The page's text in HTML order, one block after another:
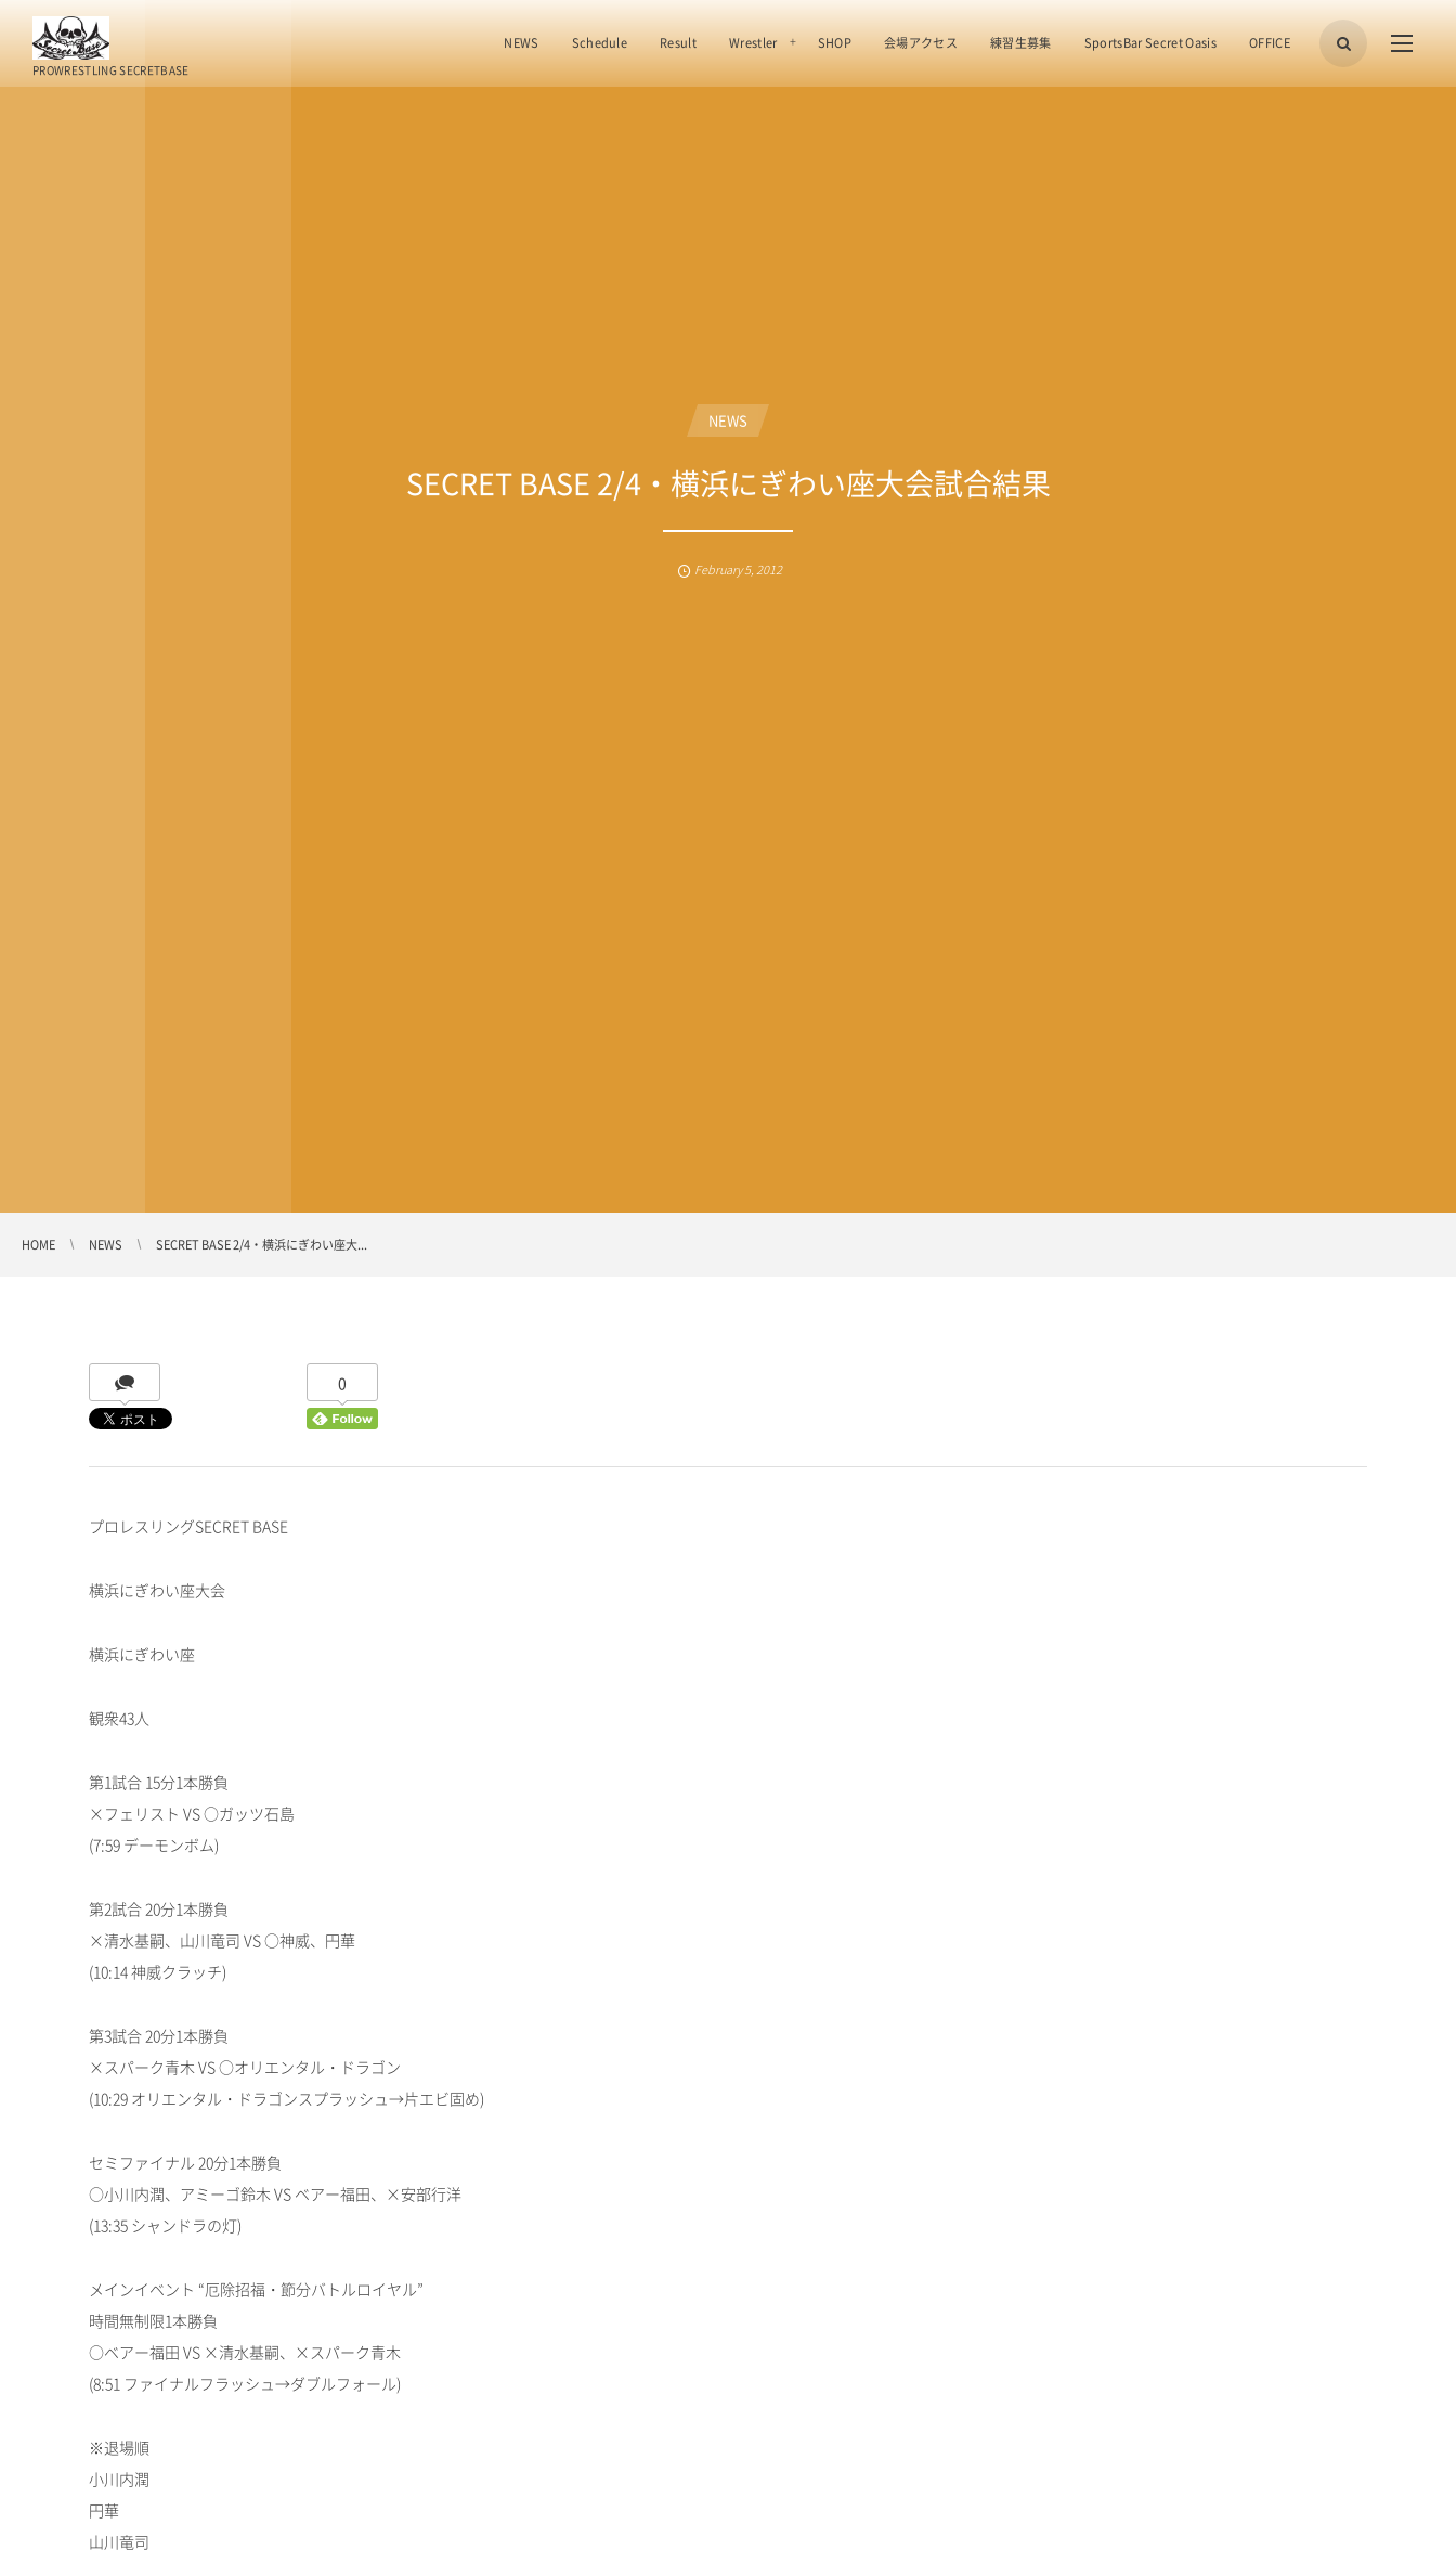
PROWRESTLING SECRETBASE
NEWS Schedule Result Wrestler SHOP 会場アクセス 練習生募集 SportsBar Secret Oasis OFFICE
NEWS
SECRET BASE 2/4・横浜にぎわい座大会試合結果
February5,2012
HOME NEWS SECRET BASE 2/4・横浜にぎわい座大...
0
プロレスリングSECRET BASE
横浜にぎわい座大会
横浜にぎわい座
観衆43人
第1試合 15分1本勝負
×フェリスト VS ○ガッツ石島
(7:59 デーモンボム)
第2試合 20分1本勝負
×清水基嗣、山川竜司 VS ○神威、円華
(10:14 神威クラッチ)
第3試合 20分1本勝負
×スパーク青木 VS ○オリエンタル・ドラゴン
(10:29 オリエンタル・ドラゴンスプラッシュ→片エビ固め)
セミファイナル 20分1本勝負
○小川内潤、アミーゴ鈴木 VS ベアー福田、×安部行洋
(13:35 シャンドラの灯)
メインイベント “厄除招福・節分バトルロイヤル”
時間無制限1本勝負
○ベアー福田 VS ×清水基嗣、×スパーク青木
(8:51 ファイナルフラッシュ→ダブルフォール)
※退場順
小川内潤
円華
山川竜司